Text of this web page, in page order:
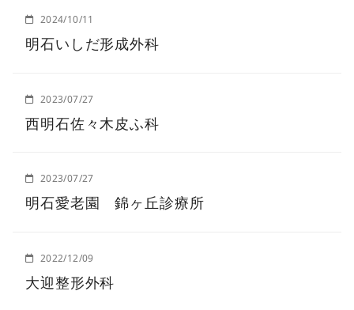
2024/10/11
明石いしだ形成外科
2023/07/27
西明石佐々木皮ふ科
2023/07/27
明石愛老園 錦ヶ丘診療所
2022/12/09
大迎整形外科